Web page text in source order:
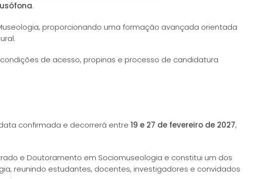
.
proporcionando uma formação avançada orientada
de acesso, propinas e processo de candidatura
confirmada e decorrerá entre 19 e 27 de fevereiro de 2027,
e Doutoramento em Sociomuseologia e constitui um dos
reunindo estudantes, docentes, investigadores e convidados